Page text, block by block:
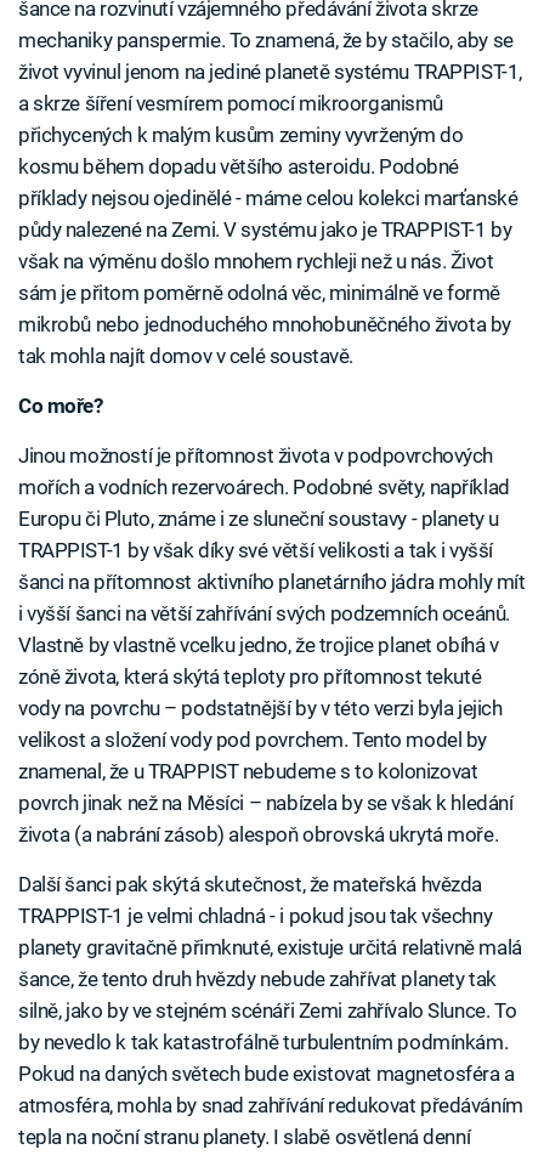
šance na rozvinutí vzájemného předávání života skrze
mechaniky panspermie. To znamená, že by stačilo, aby se
život vyvinul jenom na jediné planetě systému TRAPPIST-1,
a skrze šíření vesmírem pomocí mikroorganismů
přichycených k malým kusům zeminy vyvrženým do
kosmu během dopadu většího asteroidu. Podobné
příklady nejsou ojedinělé - máme celou kolekci marťanské
půdy nalezené na Zemi. V systému jako je TRAPPIST-1 by
však na výměnu došlo mnohem rychleji než u nás. Život
sám je přitom poměrně odolná věc, minimálně ve formě
mikrobů nebo jednoduchého mnohobuněčného života by
tak mohla najít domov v celé soustavě.
Co moře?
Jinou možností je přítomnost života v podpovrchových
mořích a vodních rezervoárech. Podobné světy, například
Europu či Pluto, známe i ze sluneční soustavy - planety u
TRAPPIST-1 by však díky své větší velikosti a tak i vyšší
šanci na přítomnost aktivního planetárního jádra mohly mít
i vyšší šanci na větší zahřívání svých podzemních oceánů.
Vlastně by vlastně vcelku jedno, že trojice planet obíhá v
zóně života, která skýtá teploty pro přítomnost tekuté
vody na povrchu – podstatnější by v této verzi byla jejich
velikost a složení vody pod povrchem. Tento model by
znamenal, že u TRAPPIST nebudeme s to kolonizovat
povrch jinak než na Měsíci – nabízela by se však k hledání
života (a nabrání zásob) alespoň obrovská ukrytá moře.
Další šanci pak skýtá skutečnost, že mateřská hvězda
TRAPPIST-1 je velmi chladná - i pokud jsou tak všechny
planety gravitačně přimknuté, existuje určitá relativně malá
šance, že tento druh hvězdy nebude zahřívat planety tak
silně, jako by ve stejném scénáři Zemi zahřívalo Slunce. To
by nevedlo k tak katastrofálně turbulentním podmínkám.
Pokud na daných světech bude existovat magnetosféra a
atmosféra, mohla by snad zahřívání redukovat předáváním
tepla na noční stranu planety. I slabě osvětlená denní